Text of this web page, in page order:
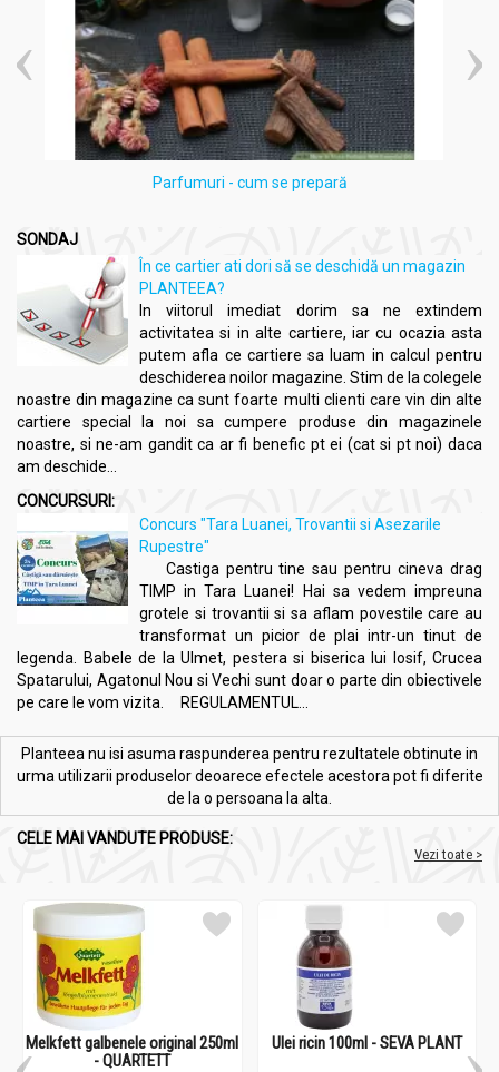
Parfumuri - cum se prepară
SONDAJ
În ce cartier ati dori să se deschidă un magazin
PLANTEEA?
In viitorul imediat dorim sa ne extindem
activitatea si in alte cartiere, iar cu ocazia asta
putem afla ce cartiere sa luam in calcul pentru
deschiderea noilor magazine. Stim de la colegele
noastre din magazine ca sunt foarte multi clienti care vin din alte
cartiere special la noi sa cumpere produse din magazinele
noastre, si ne-am gandit ca ar fi benefic pt ei (cat si pt noi) daca
am deschide...
CONCURSURI:
Concurs "Tara Luanei, Trovantii si Asezarile
Rupestre"
Castiga pentru tine sau pentru cineva drag
TIMP in Tara Luanei! Hai sa vedem impreuna
grotele si trovantii si sa aflam povestile care au
transformat un picior de plai intr-un tinut de
legenda. Babele de la Ulmet, pestera si biserica lui Iosif, Crucea
Spatarului, Agatonul Nou si Vechi sunt doar o parte din obiectivele
pe care le vom vizita. REGULAMENTUL...
Planteea nu isi asuma raspunderea pentru rezultatele obtinute in
urma utilizarii produselor deoarece efectele acestora pot fi diferite
de la o persoana la alta.
CELE MAI VANDUTE PRODUSE:
Vezi toate >
Melkfett galbenele original 250ml
- QUARTETT
Ulei ricin 100ml - SEVA PLANT